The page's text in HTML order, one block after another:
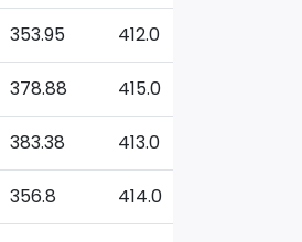
353.95 412.0
378.88 415.0
383.38 413.0
356.8 414.0